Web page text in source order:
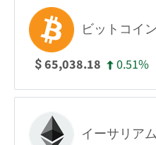
ビットコイン
$65,038.18 0.51%
イーサリアム